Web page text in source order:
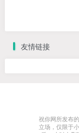
友情链接
祝你网所发布
立场，仅限于